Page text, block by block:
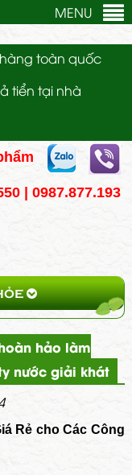
toàn quốc
tiển tại nhà
| 0987.877.193
MENU
hảo làm
nước giải khát
Rẻ cho Các Công